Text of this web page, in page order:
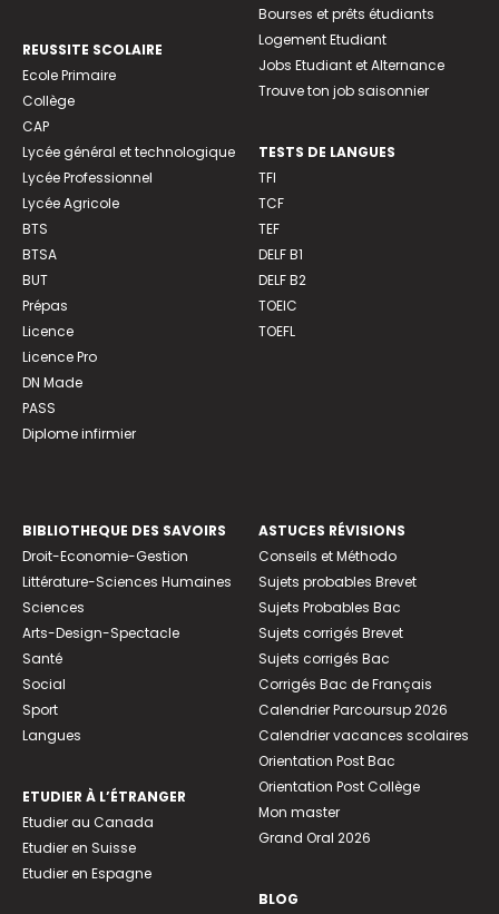
REUSSITE SCOLAIRE
Ecole Primaire
Collège
CAP
Lycée général et technologique
Lycée Professionnel
Lycée Agricole
BTS
BTSA
BUT
Prépas
Licence
Licence Pro
DN Made
PASS
Diplome infirmier
Bourses et prêts étudiants
Logement Etudiant
Jobs Etudiant et Alternance
Trouve ton job saisonnier
TESTS DE LANGUES
TFI
TCF
TEF
DELF B1
DELF B2
TOEIC
TOEFL
BIBLIOTHEQUE DES SAVOIRS
Droit-Economie-Gestion
Littérature-Sciences Humaines
Sciences
Arts-Design-Spectacle
Santé
Social
Sport
Langues
ETUDIER À L’ÉTRANGER
Etudier au Canada
Etudier en Suisse
Etudier en Espagne
ASTUCES RÉVISIONS
Conseils et Méthodo
Sujets probables Brevet
Sujets Probables Bac
Sujets corrigés Brevet
Sujets corrigés Bac
Corrigés Bac de Français
Calendrier Parcoursup 2026
Calendrier vacances scolaires
Orientation Post Bac
Orientation Post Collège
Mon master
Grand Oral 2026
BLOG